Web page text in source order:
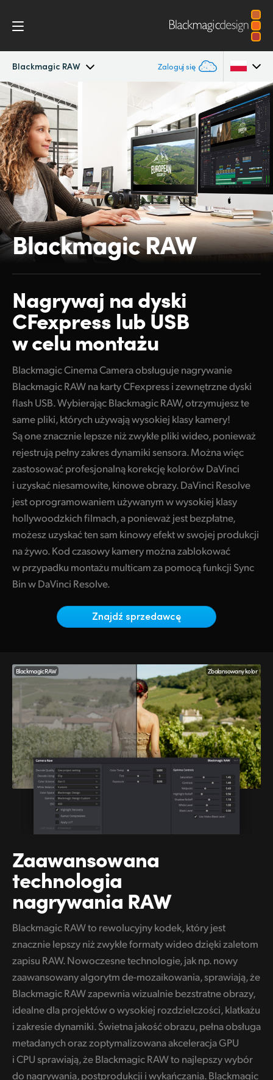
Blackmagic RAW Zaloguj się
Cinema Camera
Konstrukcja
Akcesoria
Blackmagic OS
Blackmagic RAW
Specyfikacje
Argentina
Australia
Austria
Brazil
Canada
China
Denmark
France
Germany
India
Italy
Japan
Korea
Malaysia
Netherlands
New Zealand
Polska
Singapore
South Africa
Spain
Sweden
Chinese Taipei
Turkey
UAE
Ukraine
United Kingdom
United States
Blackmagic RAW
Nagrywaj nadyski
CFexpress lub USB
w celu montażu
Blackmagic Cinema Camera obsługuje nagrywanie
Blackmagic RAW na karty CFexpress i zewnętrzne dyski
flash USB. Wybierając Blackmagic RAW, otrzymujesz te
same pliki, których używają wysokiej klasy kamery!
Są one znacznie lepsze niż zwykłe pliki wideo, ponieważ
rejestrują pełny zakres dynamiki sensora. Można więc
zastosować profesjonalną korekcję kolorów DaVinci
i uzyskać niesamowite, kinowe obrazy. DaVinci Resolve
jest oprogramowaniem używanym w wysokiej klasy
hollywoodzkich filmach, a ponieważ jest bezpłatne,
możesz uzyskać ten sam kinowy efekt w swojej produkcji
na żywo. Kod czasowy kamery można zablokować
w przypadku montażu multicam za pomocą funkcji Sync
Bin w DaVinci Resolve.
Znajdź sprzedawcę
Blackmagic RAW Zbalansowany kolor
Zaawansowana
technologia
nagrywania RAW
Blackmagic RAW to rewolucyjny kodek, który jest
znacznie lepszy niż zwykłe formaty wideo dzięki zaletom
zapisu RAW. Nowoczesne technologie, jak np. nowy
zaawansowany algorytm de-mozaikowania, sprawiają, że
Blackmagic RAW zapewnia wizualnie bezstratne obrazy,
idealne dla projektów o wysokiej rozdzielczości, klatkażu
i zakresie dynamiki. Świetna jakość obrazu, pełna obsługa
metadanych oraz zoptymalizowana akceleracja GPU
i CPU sprawiają, że Blackmagic RAW to najlepszy wybór
do nagrywania, postprodukcji i wykańczania. Blackmagic